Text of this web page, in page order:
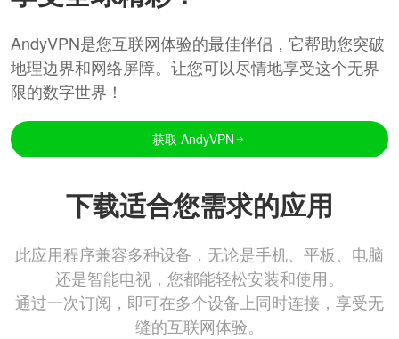
AndyVPN是您互联网体验的最佳伴侣，它帮助您突破
地理边界和网络屏障。让您可以尽情地享受这个无界
限的数字世界！
获取 AndyVPN
下载适合您需求的应用
此应用程序兼容多种设备，无论是手机、平板、电脑
还是智能电视，您都能轻松安装和使用。
通过一次订阅，即可在多个设备上同时连接，享受无
缝的互联网体验。